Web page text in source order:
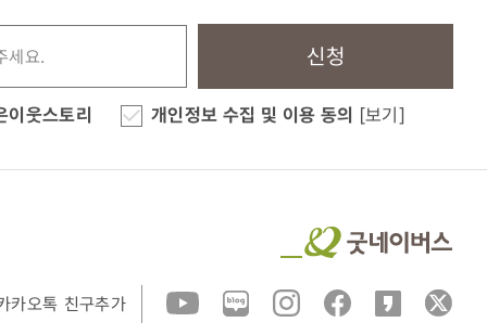
신청
이웃스토리 개인정보 수집 및 이용 동의 [보기]
카오톡 친구추가